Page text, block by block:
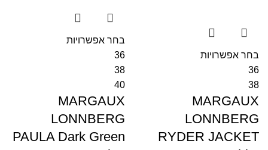
בחר אפשרויות
36
38
MARGAUX
LONNBERG
RYDER JACKET
בחר אפשרויות
36
38
40
MARGAUX
LONNBERG
PAULA Dark Green